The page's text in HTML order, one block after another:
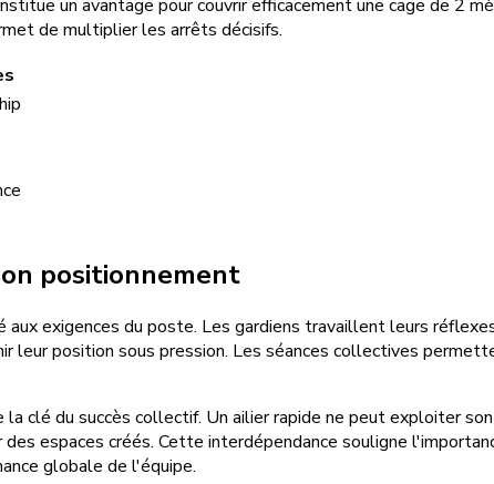
un avantage pour couvrir efficacement une cage de 2
de multiplier les arrêts décisifs.
positionnement
exigences du poste. Les gardiens travaillent leurs
position sous pression. Les séances collectives
clé du succès collectif. Un ailier rapide ne peut exploiter
espaces créés. Cette interdépendance souligne
globale de l'équipe.